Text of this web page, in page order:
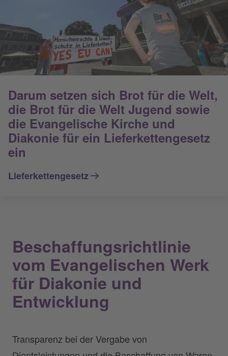
Darum setzen sich Brot für die Welt,
die Brot für die Welt Jugend sowie
die Evangelische Kirche und
Diakonie für ein Lieferkettengesetz
ein
Lieferkettengesetz
Beschaffungsrichtlinie
vom Evangelischen Werk
für Diakonie und
Entwicklung
Transparenz bei der Vergabe von